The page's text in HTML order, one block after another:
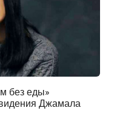
без еды»
Джамала